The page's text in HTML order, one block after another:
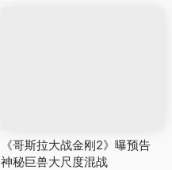
《哥斯拉大战金刚2》曝预告
神秘巨兽大尺度混战